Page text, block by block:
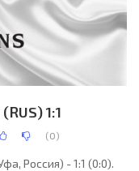
1:1
(0)
Россия) - 1:1 (0:0).